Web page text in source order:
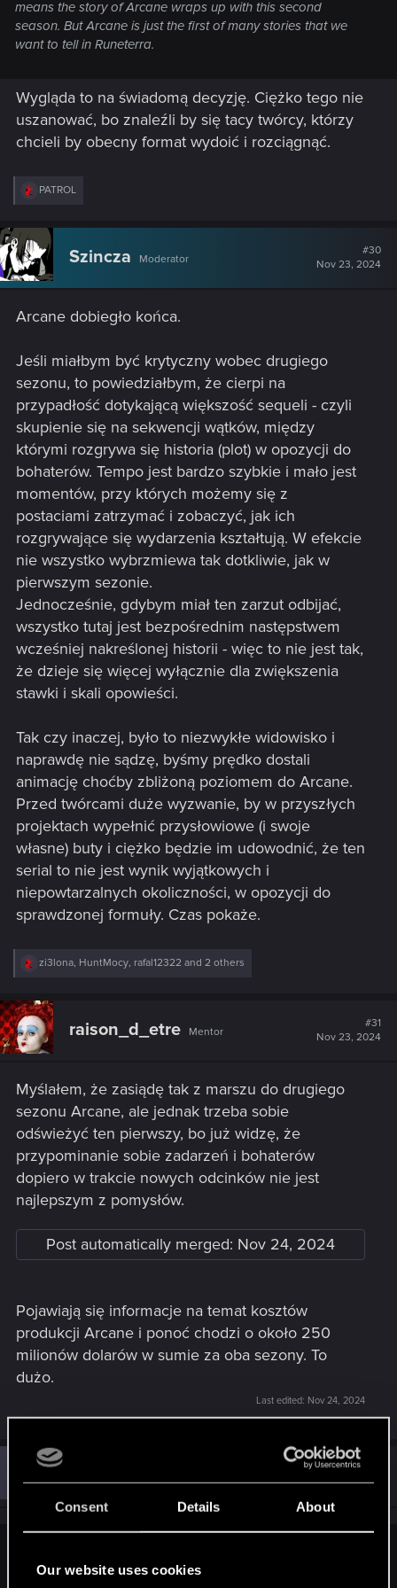
Consent Details About
Our website uses cookies
means the story of Arcane wraps up with this second
season. But Arcane is just the first of many stories that we
want to tell in Runeterra.
Wygląda to na świadomą decyzję. Ciężko tego nie
uszanować, bo znaleźli by się tacy twórcy, którzy
chcieli by obecny format wydoić i rozciągnąć.
R
c
t
i
o
n
:
PATROL
Szincza Moderator
#30
Nov 23, 2024
Arcane dobiegło końca.
Jeśli miałbym być krytyczny wobec drugiego
sezonu, to powiedziałbym, że cierpi na
przypadłość dotykającą większość sequeli - czyli
skupienie się na sekwencji wątków, między
którymi rozgrywa się historia (plot) w opozycji do
bohaterów. Tempo jest bardzo szybkie i mało jest
momentów, przy których możemy się z
postaciami zatrzymać i zobaczyć, jak ich
rozgrywające się wydarzenia kształtują. W efekcie
nie wszystko wybrzmiewa tak dotkliwie, jak w
pierwszym sezonie.
Jednocześnie, gdybym miał ten zarzut odbijać,
wszystko tutaj jest bezpośrednim następstwem
wcześniej nakreślonej historii - więc to nie jest tak,
że dzieje się więcej wyłącznie dla zwiększenia
stawki i skali opowieści.
Tak czy inaczej, było to niezwykłe widowisko i
naprawdę nie sądzę, byśmy prędko dostali
animację choćby zbliżoną poziomem do Arcane.
Przed twórcami duże wyzwanie, by w przyszłych
projektach wypełnić przysłowiowe (i swoje
własne) buty i ciężko będzie im udowodnić, że ten
serial to nie jest wynik wyjątkowych i
niepowtarzalnych okoliczności, w opozycji do
sprawdzonej formuły. Czas pokaże.
R
c
t
i
o
:
zi3lona, HuntMocy, rafal12322 and 2 others
raison_d_etre Mentor
#31
Nov 23, 2024
Myślałem, że zasiądę tak z marszu do drugiego
sezonu Arcane, ale jednak trzeba sobie
odświeżyć ten pierwszy, bo już widzę, że
przypominanie sobie zadarzeń i bohaterów
dopiero w trakcie nowych odcinków nie jest
najlepszym z pomysłów.
Post automatically merged: Nov 24, 2024
Pojawiają się informacje na temat kosztów
produkcji Arcane i ponoć chodzi o około 250
milionów dolarów w sumie za oba sezony. To
dużo.
Last edited: Nov 24, 2024
M
Nov 27, 2024